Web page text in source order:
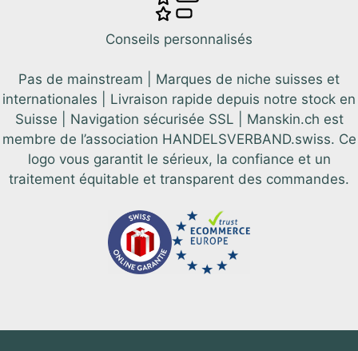
Conseils personnalisés
Pas de mainstream | Marques de niche suisses et
internationales | Livraison rapide depuis notre stock en
Suisse | Navigation sécurisée SSL | Manskin.ch est
membre de l’association HANDELSVERBAND.swiss. Ce
logo vous garantit le sérieux, la confiance et un
traitement équitable et transparent des commandes.